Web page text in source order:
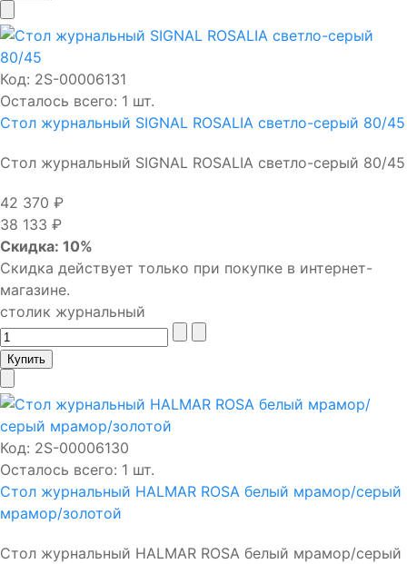
Код: 2S-00006131
Осталось всего: 1 шт.
Стол журнальный SIGNAL ROSALIA светло-серый 80/45
Стол журнальный SIGNAL ROSALIA светло-серый 80/45
42 370 ₽
38 133 ₽
Скидка: 10%
Скидка действует только при покупке в интернет-
магазине.
столик журнальный
Код: 2S-00006130
Осталось всего: 1 шт.
Стол журнальный HALMAR ROSA белый мрамор/серый
мрамор/золотой
Стол журнальный HALMAR ROSA белый мрамор/серый